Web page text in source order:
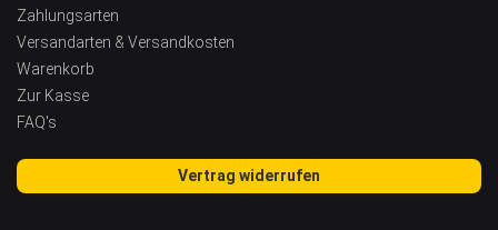
Zahlungsarten
Versandarten & Versandkosten
Warenkorb
Zur Kasse
FAQ's
Vertrag widerrufen